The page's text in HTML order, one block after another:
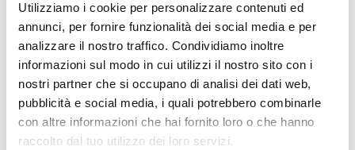
Utilizziamo i cookie per personalizzare contenuti ed
annunci, per fornire funzionalità dei social media e per
analizzare il nostro traffico. Condividiamo inoltre
informazioni sul modo in cui utilizzi il nostro sito con i
nostri partner che si occupano di analisi dei dati web,
pubblicità e social media, i quali potrebbero combinarle
con altre informazioni che hai fornito loro o che hanno
raccolto dal tuo utilizzo dei loro servizi.
ALLENATI CON ME!